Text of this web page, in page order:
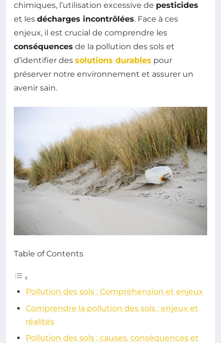
chimiques, l’utilisation excessive de pesticides
et les décharges incontrôlées. Face à ces
enjeux, il est crucial de comprendre les
conséquences de la pollution des sols et
d’identifier des solutions durables pour
préserver notre environnement et assurer un
avenir sain.
Table of Contents
Pollution des sols : Compréhension et enjeux
Comprendre la pollution des sols : enjeux et
réalités
Pollution des sols : causes, conséquences et